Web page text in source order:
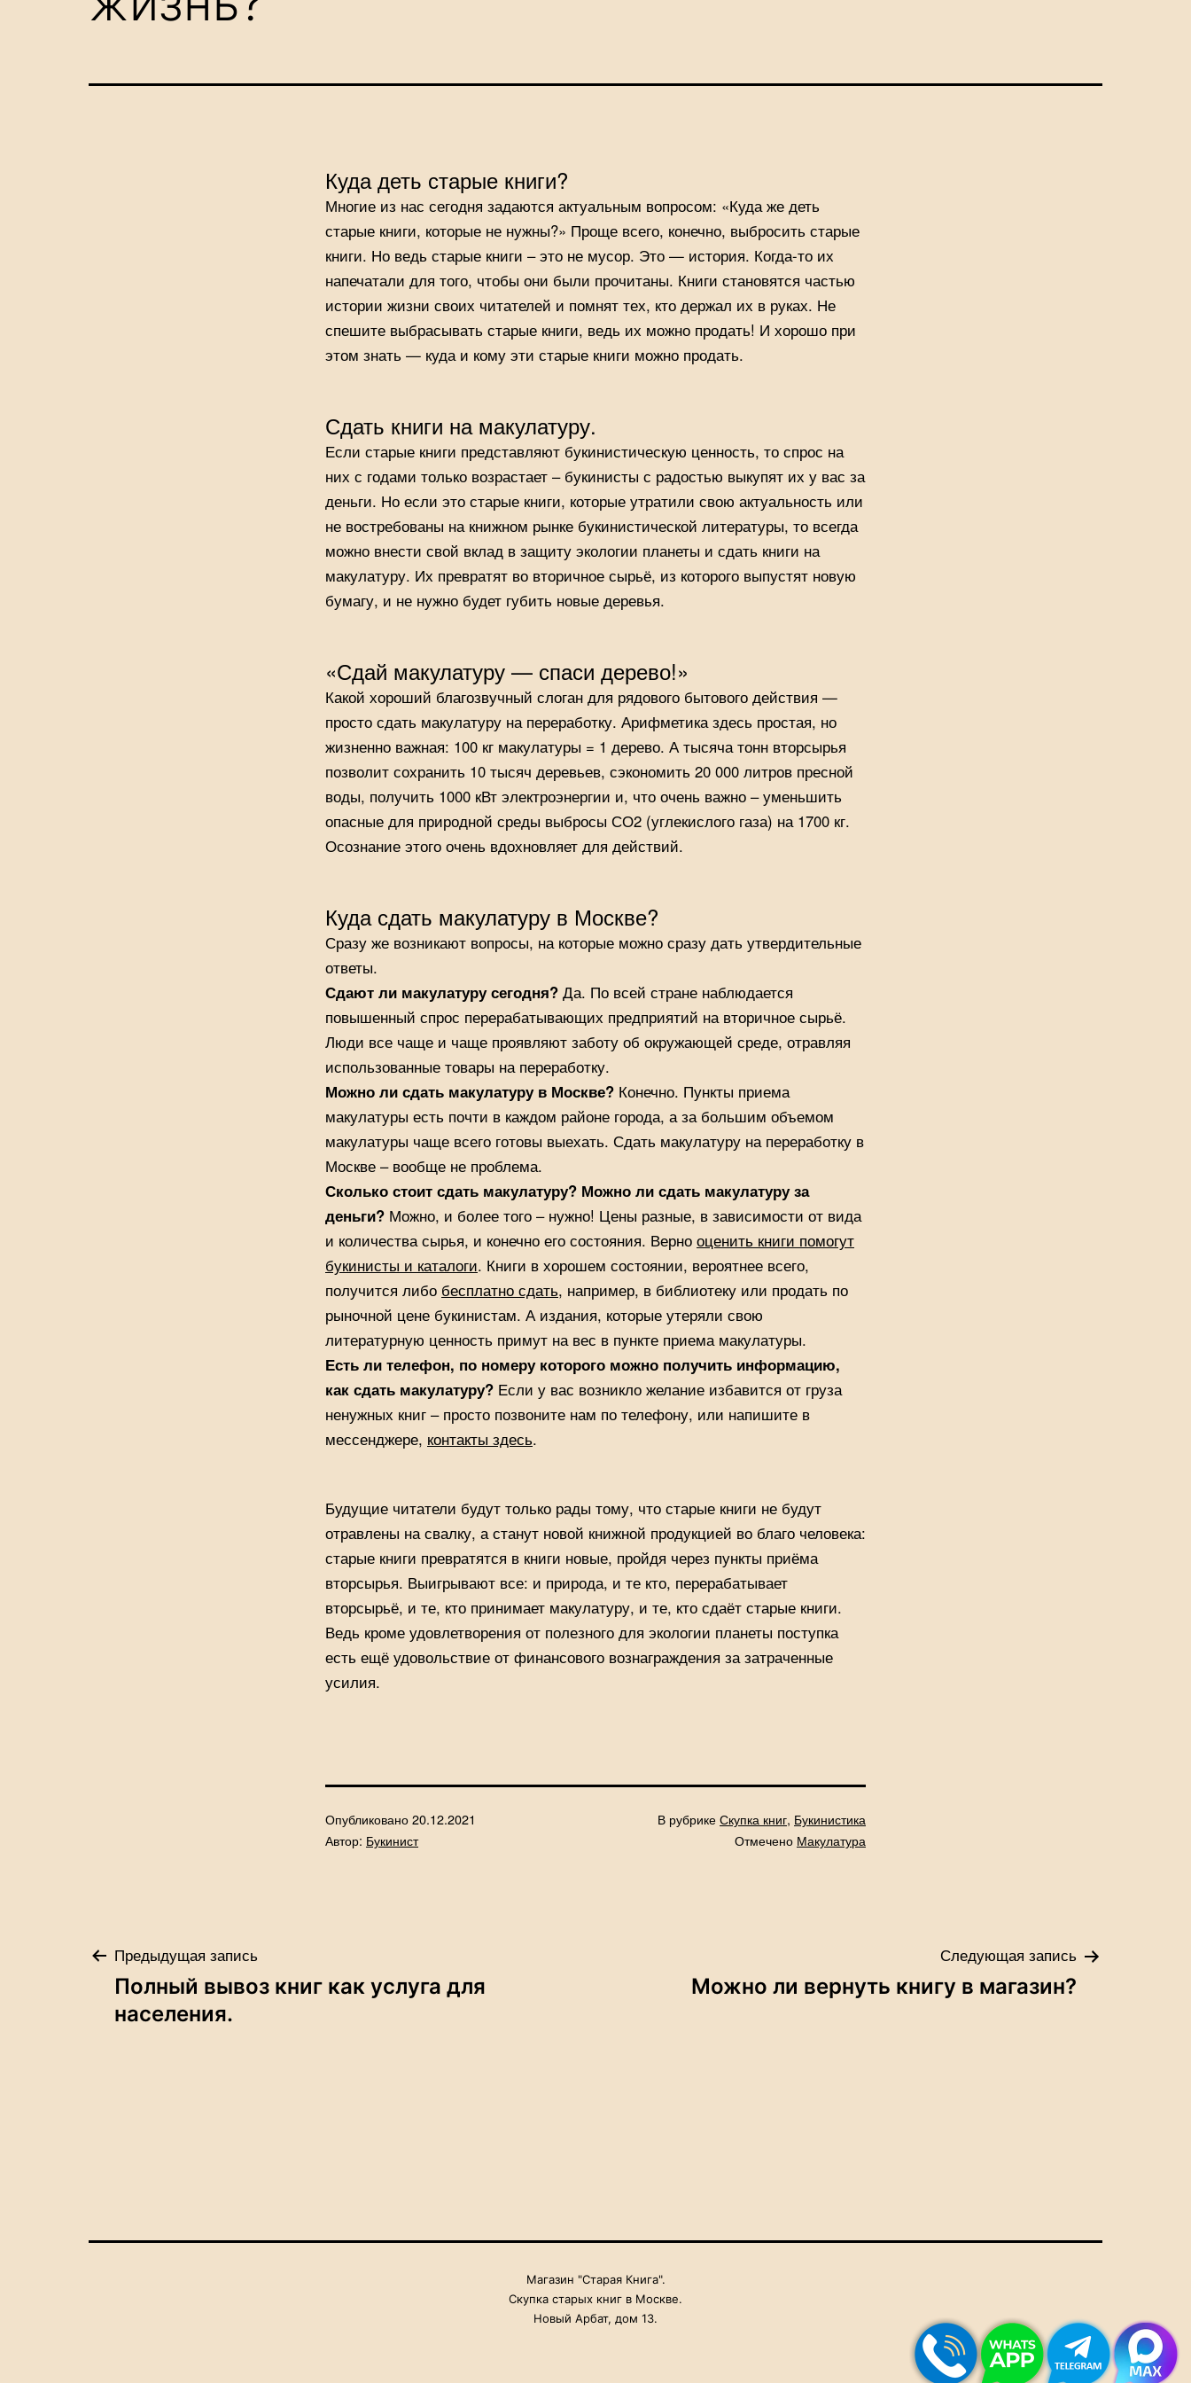
Куда деть старые книги?
Многие из нас сегодня задаются актуальным вопросом: «Куда же деть
старые книги, которые не нужны?» Проще всего, конечно, выбросить старые
книги. Но ведь старые книги – это не мусор. Это — история. Когда-то их
напечатали для того, чтобы они были прочитаны. Книги становятся частью
истории жизни своих читателей и помнят тех, кто держал их в руках. Не
спешите выбрасывать старые книги, ведь их можно продать! И хорошо при
этом знать — куда и кому эти старые книги можно продать.
Сдать книги на макулатуру.
Если старые книги представляют букинистическую ценность, то спрос на
них с годами только возрастает – букинисты с радостью выкупят их у вас за
деньги. Но если это старые книги, которые утратили свою актуальность или
не востребованы на книжном рынке букинистической литературы, то всегда
можно внести свой вклад в защиту экологии планеты и сдать книги на
макулатуру. Их превратят во вторичное сырьё, из которого выпустят новую
бумагу, и не нужно будет губить новые деревья.
«Сдай макулатуру — спаси дерево!»
Какой хороший благозвучный слоган для рядового бытового действия —
просто сдать макулатуру на переработку. Арифметика здесь простая, но
жизненно важная: 100 кг макулатуры = 1 дерево. А тысяча тонн вторсырья
позволит сохранить 10 тысяч деревьев, сэкономить 20 000 литров пресной
воды, получить 1000 кВт электроэнергии и, что очень важно – уменьшить
опасные для природной среды выбросы СО2 (углекислого газа) на 1700 кг.
Осознание этого очень вдохновляет для действий.
Куда сдать макулатуру в Москве?
Сразу же возникают вопросы, на которые можно сразу дать утвердительные
ответы.
Сдают ли макулатуру сегодня? Да. По всей стране наблюдается
повышенный спрос перерабатывающих предприятий на вторичное сырьё.
Люди все чаще и чаще проявляют заботу об окружающей среде, отравляя
использованные товары на переработку.
Можно ли сдать макулатуру в Москве? Конечно. Пункты приема
макулатуры есть почти в каждом районе города, а за большим объемом
макулатуры чаще всего готовы выехать. Сдать макулатуру на переработку в
Москве – вообще не проблема.
Сколько стоит сдать макулатуру? Можно ли сдать макулатуру за
деньги? Можно, и более того – нужно! Цены разные, в зависимости от вида
и количества сырья, и конечно его состояния. Верно оценить книги помогут
букинисты и каталоги. Книги в хорошем состоянии, вероятнее всего,
получится либо бесплатно сдать, например, в библиотеку или продать по
рыночной цене букинистам. А издания, которые утеряли свою
литературную ценность примут на вес в пункте приема макулатуры.
Есть ли телефон, по номеру которого можно получить информацию,
как сдать макулатуру? Если у вас возникло желание избавится от груза
ненужных книг – просто позвоните нам по телефону, или напишите в
мессенджере, контакты здесь.
Будущие читатели будут только рады тому, что старые книги не будут
отравлены на свалку, а станут новой книжной продукцией во благо человека:
старые книги превратятся в книги новые, пройдя через пункты приёма
вторсырья. Выигрывают все: и природа, и те кто, перерабатывает
вторсырьё, и те, кто принимает макулатуру, и те, кто сдаёт старые книги.
Ведь кроме удовлетворения от полезного для экологии планеты поступка
есть ещё удовольствие от финансового вознаграждения за затраченные
усилия.
Опубликовано20.12.2021
Автор: Букинист
В рубрикеСкупка книг, Букинистика
Отмечено Макулатура
Навигация
по
Предыдущая запись
Полный вывоз книг как услуга для
населения.
Следующая запись
Можно ли вернуть книгу в магазин?
Магазин "Старая Книга".
Скупка старых книг в Москве.
Новый Арбат, дом 13.